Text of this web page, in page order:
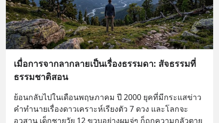
เมื่อการจากลากลายเป็นเรื่องธรรมดา: สัจธรรมที่
ธรรมชาติสอน
ย้อนกลับไปในเดือนพฤษภาคม ปี 2000 ยุคที่มีกระแสข่าว
คำทำนายเรื่องดาวเคราะห์เรียงตัว 7 ดวง และโลกจะ
อวสาน เด็กชายวัย 12 ขวบอย่างผมจู่ๆ ก็ถูกความกลัวตาย